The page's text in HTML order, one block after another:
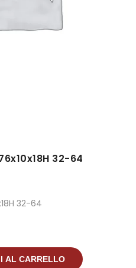
32-64
32-64
AL CARRELLO